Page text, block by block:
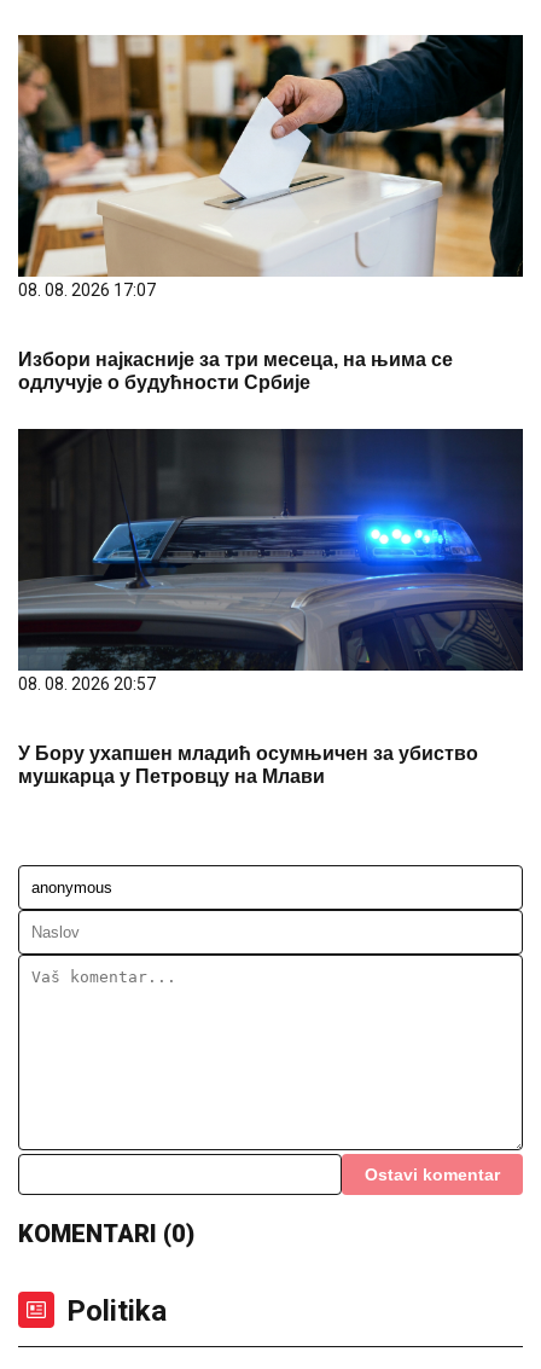
08. 08. 2026 17:07
Избори најкасније за три месеца, на њима се
одлучује о будућности Србије
08. 08. 2026 20:57
У Бору ухапшен младић осумњичен за убиство
мушкарца у Петровцу на Млави
Ostavi komentar
KOMENTARI (0)
Politika